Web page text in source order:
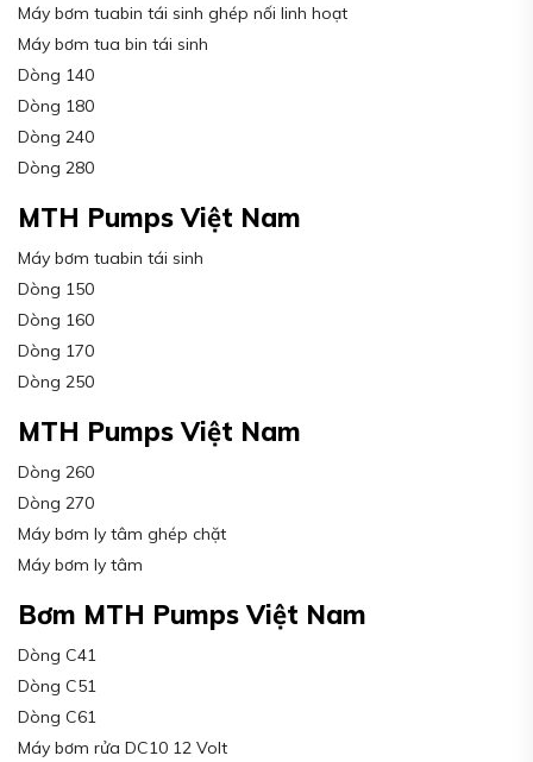
Máy bơm tuabin tái sinh ghép nối linh hoạt
Máy bơm tua bin tái sinh
Dòng 140
Dòng 180
Dòng 240
Dòng 280
MTH Pumps Việt Nam
Máy bơm tuabin tái sinh
Dòng 150
Dòng 160
Dòng 170
Dòng 250
MTH Pumps Việt Nam
Dòng 260
Dòng 270
Máy bơm ly tâm ghép chặt
Máy bơm ly tâm
Bơm MTH Pumps Việt Nam
Dòng C41
Dòng C51
Dòng C61
Máy bơm rửa DC10 12 Volt